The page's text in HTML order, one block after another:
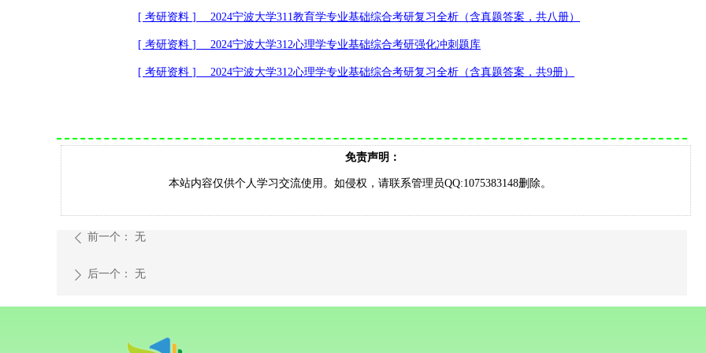
[ 考研资料 ] 2024宁波大学311教育学专业基础综合考研复习全析（含真题答案，共八册）
[ 考研资料 ] 2024宁波大学312心理学专业基础综合考研强化冲刺题库
[ 考研资料 ] 2024宁波大学312心理学专业基础综合考研复习全析（含真题答案，共9册）
免责声明：
本站内容仅供个人学习交流使用。如侵权，请联系管理员QQ:1075383148删除。
ꄴ 前一个： 无
ꄲ 后一个： 无